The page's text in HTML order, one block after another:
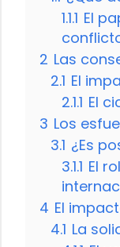
1.1.1 El
2 Las
2.1 El
2.1.1 El
3 Los
3.1 ¿Es
3.1.1 El
4 El
4.1 La